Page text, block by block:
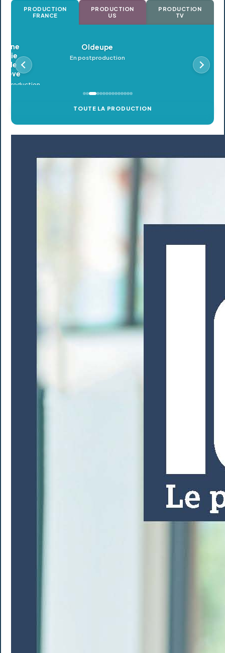
PRODUCTION
FRANCE
PRODUCTION
US
PRODUCTION
TV
Oldeupe
En postproduction
TOUTE LA PRODUCTION